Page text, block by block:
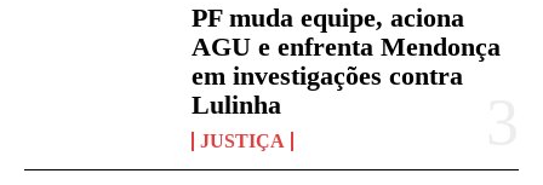
PF muda equipe, aciona
AGU e enfrenta Mendonça
em investigações contra
Lulinha
JUSTIÇA